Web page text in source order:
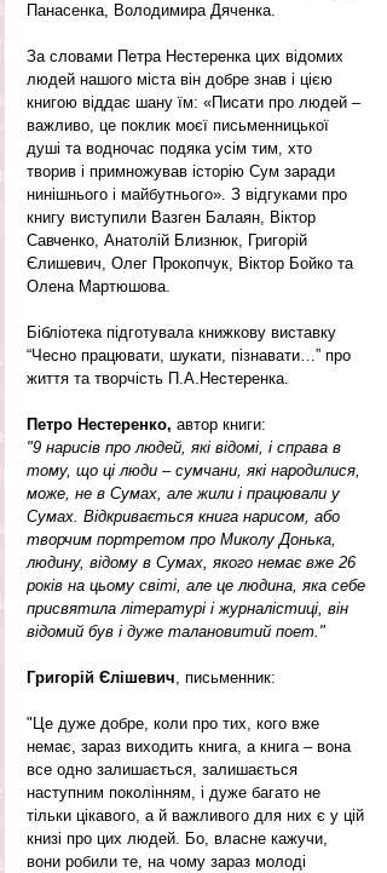
Панасенка, Володимира Дяченка.
За словами Петра Нестеренка цих відомих
людей нашого міста він добре знав і цією
книгою віддає шану їм: «Писати про людей –
важливо, це поклик моєї письменницької
душі та водночас подяка усім тим, хто
творив і примножував історію Сум заради
нинішнього і майбутнього». З відгуками про
книгу виступили Вазген Балаян, Віктор
Савченко, Анатолій Близнюк, Григорій
Єлишевич, Олег Прокопчук, Віктор Бойко та
Олена Мартюшова.
Бібліотека підготувала книжкову виставку
“Чесно працювати, шукати, пізнавати…” про
життя та творчість П.А.Нестеренка.
Петро Нестеренко, автор книги:
"9 нарисів про людей, які відомі, і справа в
тому, що ці люди – сумчани, які народилися,
може, не в Сумах, але жили і працювали у
Сумах. Відкривається книга нарисом, або
творчим портретом про Миколу Донька,
людину, відому в Сумах, якого немає вже 26
років на цьому світі, але це людина, яка себе
присвятила літературі і журналістиці, він
відомий був і дуже талановитий поет."
Григорій Єлішевич, письменник:
"Це дуже добре, коли про тих, кого вже
немає, зараз виходить книга, а книга – вона
все одно залишається, залишається
наступним поколінням, і дуже багато не
тільки цікавого, а й важливого для них є у цій
книзі про цих людей. Бо, власне кажучи,
вони робили те, на чому зараз молоді